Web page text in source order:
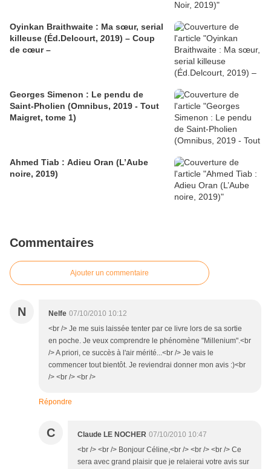
Oyinkan Braithwaite : Ma sœur, serial
killeuse (Éd.Delcourt, 2019) – Coup
de cœur –
Georges Simenon : Le pendu de
Saint-Pholien (Omnibus, 2019 - Tout
Maigret, tome 1)
Ahmed Tiab : Adieu Oran (L’Aube
noire, 2019)
Commentaires
Ajouter un commentaire
N Nelfe 07/10/2010 10:12
<br /> Je me suis laissée tenter par ce livre lors de sa sortie
en poche. Je veux comprendre le phénomène "Millenium".<br
/> A priori, ce succès à l'air mérité...<br /> Je vais le
commencer tout bientôt. Je reviendrai donner mon avis :)<br
/> <br /> <br />
Répondre
C Claude LE NOCHER 07/10/2010 10:47
<br /> <br /> Bonjour Céline,<br /> <br /> <br /> Ce
sera avec grand plaisir que je relaierai votre avis sur